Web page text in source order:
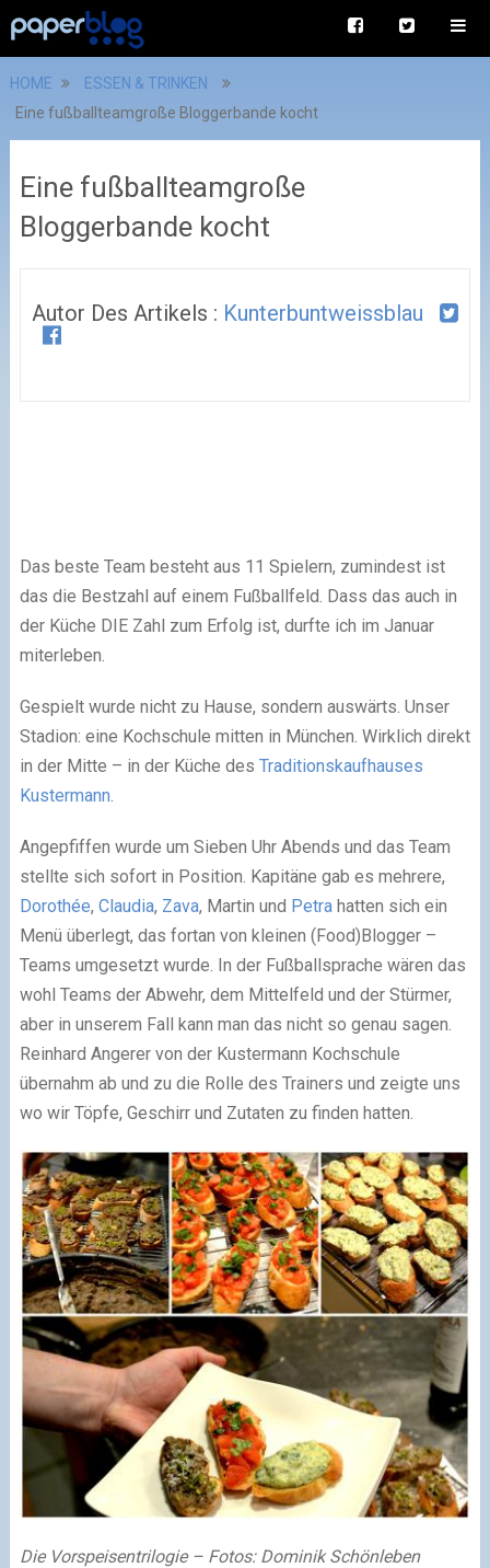
HOME
ESSEN & TRINKEN
Eine fußballteamgroße Bloggerbande kocht
Eine fußballteamgroße
Bloggerbande kocht
Autor Des Artikels : Kunterbuntweissblau
Das beste Team besteht aus 11 Spielern, zumindest ist
das die Bestzahl auf einem Fußballfeld. Dass das auch in
der Küche DIE Zahl zum Erfolg ist, durfte ich im Januar
miterleben.
Gespielt wurde nicht zu Hause, sondern auswärts. Unser
Stadion: eine Kochschule mitten in München. Wirklich direkt
in der Mitte – in der Küche des Traditionskaufhauses
Kustermann.
Angepfiffen wurde um Sieben Uhr Abends und das Team
stellte sich sofort in Position. Kapitäne gab es mehrere,
Dorothée, Claudia, Zava, Martin und Petrahatten sich ein
Menü überlegt, das fortan von kleinen (Food)Blogger –
Teams umgesetzt wurde. In der Fußballsprache wären das
wohl Teams der Abwehr, dem Mittelfeld und der Stürmer,
aber in unserem Fall kann man das nicht so genau sagen.
Reinhard Angerer von der Kustermann Kochschule
übernahm ab und zu die Rolle des Trainers und zeigte uns
wo wir Töpfe, Geschirr und Zutaten zu finden hatten.
Die Vorspeisentrilogie – Fotos: Dominik Schönleben